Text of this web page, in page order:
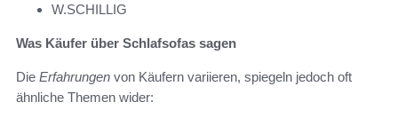
W.SCHILLIG
Was Käufer über Schlafsofas sagen
Die Erfahrungen von Käufern variieren, spiegeln jedoch oft
ähnliche Themen wider: